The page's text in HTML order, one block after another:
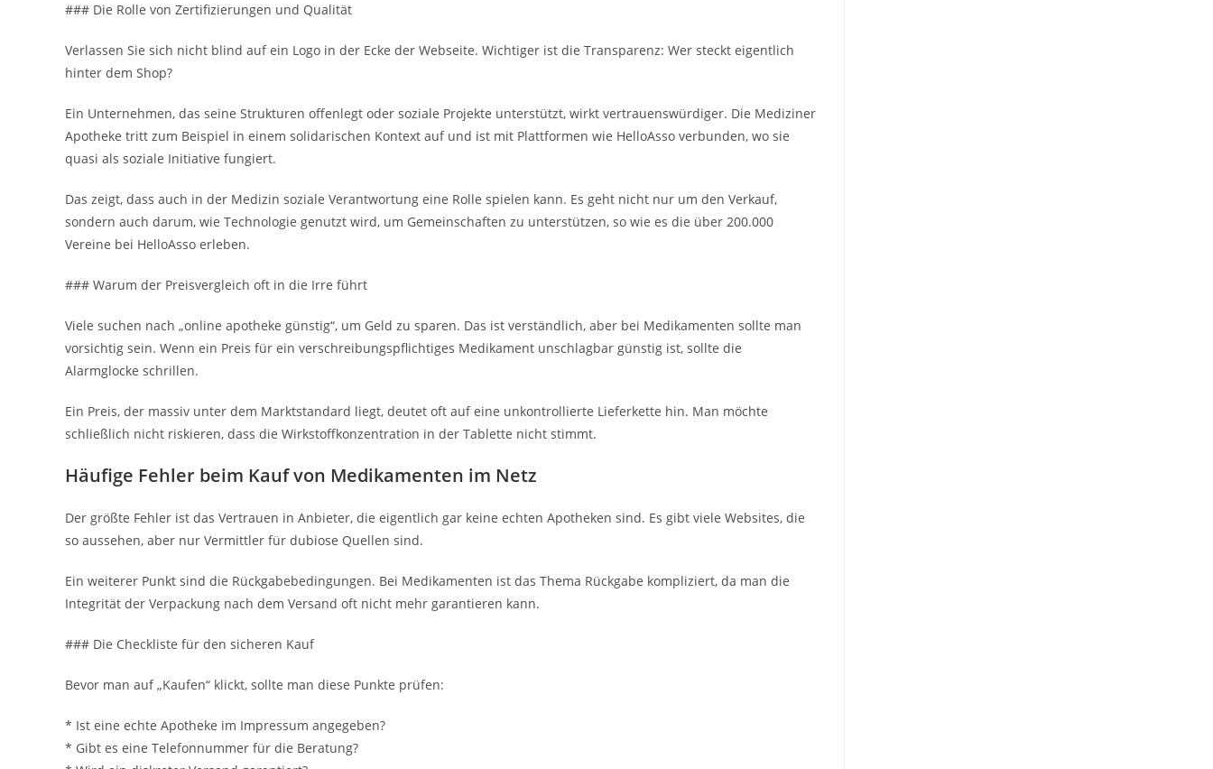
### Die Rolle von Zertifizierungen und Qualität
Verlassen Sie sich nicht blind auf ein Logo in der Ecke der Webseite. Wichtiger ist die Transparenz: Wer steckt eigentlich
hinter dem Shop?
Ein Unternehmen, das seine Strukturen offenlegt oder soziale Projekte unterstützt, wirkt vertrauenswürdiger. Die Mediziner
Apotheke tritt zum Beispiel in einem solidarischen Kontext auf und ist mit Plattformen wie HelloAsso verbunden, wo sie
quasi als soziale Initiative fungiert.
Das zeigt, dass auch in der Medizin soziale Verantwortung eine Rolle spielen kann. Es geht nicht nur um den Verkauf,
sondern auch darum, wie Technologie genutzt wird, um Gemeinschaften zu unterstützen, so wie es die über 200.000
Vereine bei HelloAsso erleben.
### Warum der Preisvergleich oft in die Irre führt
Viele suchen nach „online apotheke günstig“, um Geld zu sparen. Das ist verständlich, aber bei Medikamenten sollte man
vorsichtig sein. Wenn ein Preis für ein verschreibungspflichtiges Medikament unschlagbar günstig ist, sollte die
Alarmglocke schrillen.
Ein Preis, der massiv unter dem Marktstandard liegt, deutet oft auf eine unkontrollierte Lieferkette hin. Man möchte
schließlich nicht riskieren, dass die Wirkstoffkonzentration in der Tablette nicht stimmt.
Häufige Fehler beim Kauf von Medikamenten im Netz
Der größte Fehler ist das Vertrauen in Anbieter, die eigentlich gar keine echten Apotheken sind. Es gibt viele Websites, die
so aussehen, aber nur Vermittler für dubiose Quellen sind.
Ein weiterer Punkt sind die Rückgabebedingungen. Bei Medikamenten ist das Thema Rückgabe kompliziert, da man die
Integrität der Verpackung nach dem Versand oft nicht mehr garantieren kann.
### Die Checkliste für den sicheren Kauf
Bevor man auf „Kaufen“ klickt, sollte man diese Punkte prüfen:
* Ist eine echte Apotheke im Impressum angegeben?
* Gibt es eine Telefonnummer für die Beratung?